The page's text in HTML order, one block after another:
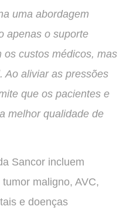
uma abordagem
apenas o suporte
os custos médicos, mas
Ao aliviar as pressões
que os pacientes e
melhor qualidade de
Sancor incluem
maligno, AVC,
e doenças